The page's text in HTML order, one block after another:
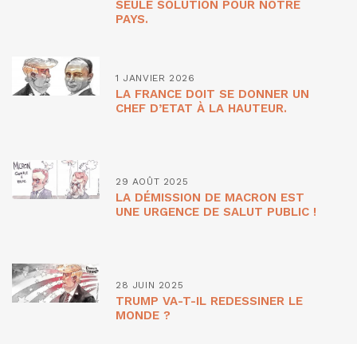
SEULE SOLUTION POUR NOTRE
PAYS.
1 JANVIER 2026
LA FRANCE DOIT SE DONNER UN
CHEF D’ETAT À LA HAUTEUR.
29 AOÛT 2025
LA DÉMISSION DE MACRON EST
UNE URGENCE DE SALUT PUBLIC !
28 JUIN 2025
TRUMP VA-T-IL REDESSINER LE
MONDE ?